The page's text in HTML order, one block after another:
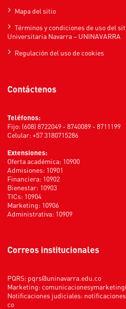
Mapa del sitio
Términos y condiciones de uso del
Universitaria Navarra – UNINAVARRA
Regulación del uso de cookies
Contáctenos
Teléfonos:
Fijo: (608) 8722049 - 8740089 - 8711199
Celular: +57 3180715286
Extensiones:
Oferta académica: 10900
Admisiones: 10901
Financiera: 10902
Bienestar: 10903
TICs: 10904
Marketing: 10906
Administrativa: 10909
Correos institucionales
PQRS: pqrs@uninavarra.edu.co
Marketing:
Notificaciones judiciales:
co